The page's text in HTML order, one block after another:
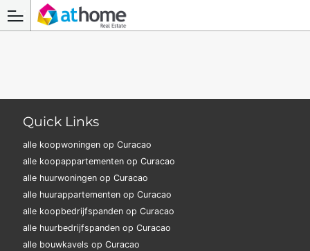
Quick Links
alle koopwoningen op Curacao
alle koopappartementen op Curacao
alle huurwoningen op Curacao
alle huurappartementen op Curacao
alle koopbedrijfspanden op Curacao
alle huurbedrijfspanden op Curacao
alle bouwkavels op Curacao